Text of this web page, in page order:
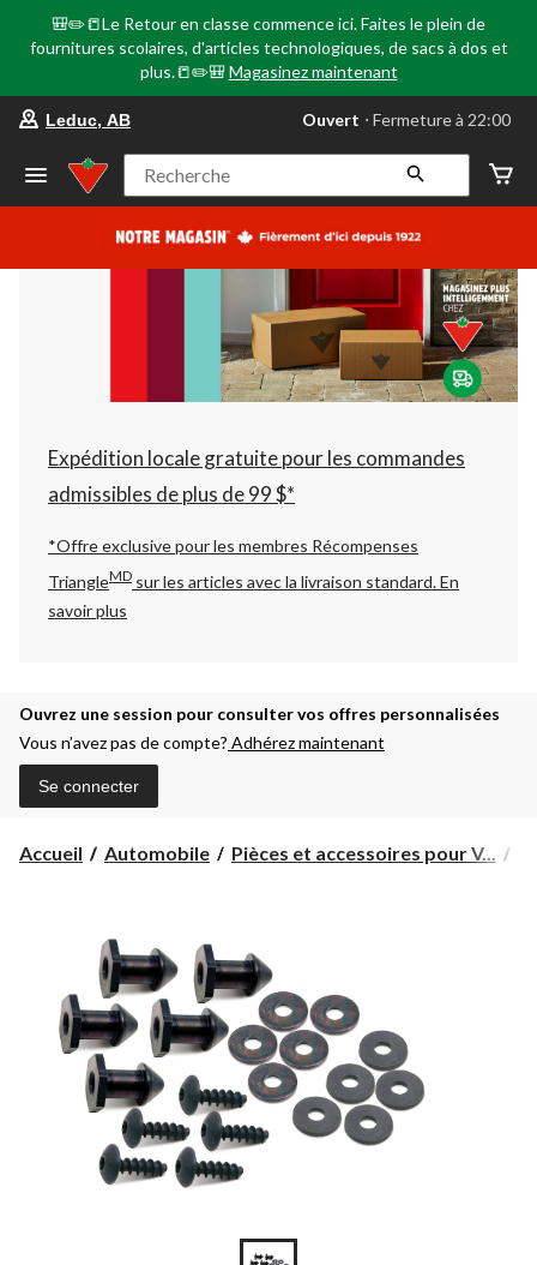
🎒✏️📒Le Retour en classe commence ici. Faites le plein de
fournitures scolaires, d'articles technologiques, de sacs à dos et
plus.📒✏️🎒 Magasinez maintenant
votre
préféré
Leduc,
AB,
courament
Fermeture
à
22:00
cliquer
pour
changer
Leduc, AB Ouvert ⋅ Fermeture à 22:00
Recherche
Expédition locale gratuite pour les commandes
admissibles de plus de 99 $*
*Offre exclusive pour les membres Récompenses
TriangleMD sur les articles avec la livraison standard.En
savoir plus
Ouvrez une session pour consulter vos offres personnalisées
Vous n’avez pas de compte? Adhérez maintenant
Se connecter
Accueil Automobile Pièces et accessoires pour V...